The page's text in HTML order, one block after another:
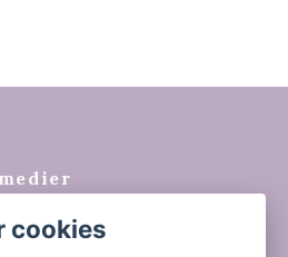
cookies